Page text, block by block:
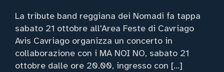
La tribute band reggiana dei Nomadi fa tappa
sabato 21 ottobre all'Area Feste di Cavriago
Avis Cavriago organizza un concerto in
collaborazione con i MA NOI NO, sabato 21
ottobre dalle ore 20.00, ingresso con [...]